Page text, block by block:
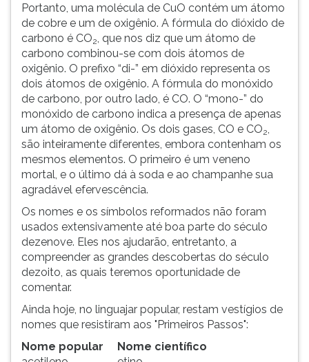
Portanto, uma molécula de CuO contém um átomo
de cobre e um de oxigênio. A fórmula do dióxido de
carbono é CO2, que nos diz que um átomo de
carbono combinou-se com dois átomos de
oxigênio. O prefixo “di-” em dióxido representa os
dois átomos de oxigênio. A fórmula do monóxido
de carbono, por outro lado, é CO. O “mono-” do
monóxido de carbono indica a presença de apenas
um átomo de oxigênio. Os dois gases, CO e CO2,
são inteiramente diferentes, embora contenham os
mesmos elementos. O primeiro é um veneno
mortal, e o último dá à soda e ao champanhe sua
agradável efervescência.
Os nomes e os símbolos reformados não foram
usados extensivamente até boa parte do século
dezenove. Eles nos ajudarão, entretanto, a
compreender as grandes descobertas do século
dezoito, as quais teremos oportunidade de
comentar.
Ainda hoje, no linguajar popular, restam vestígios de
nomes que resistiram aos "Primeiros Passos":
Nome popular
Nome científico